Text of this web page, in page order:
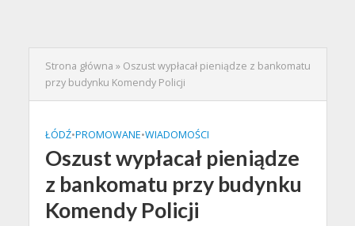
Strona główna » Oszust wypłacał pieniądze z bankomatu
przy budynku Komendy Policji
ŁÓDŹ•PROMOWANE•WIADOMOŚCI
Oszust wypłacał pieniądze
z bankomatu przy budynku
Komendy Policji